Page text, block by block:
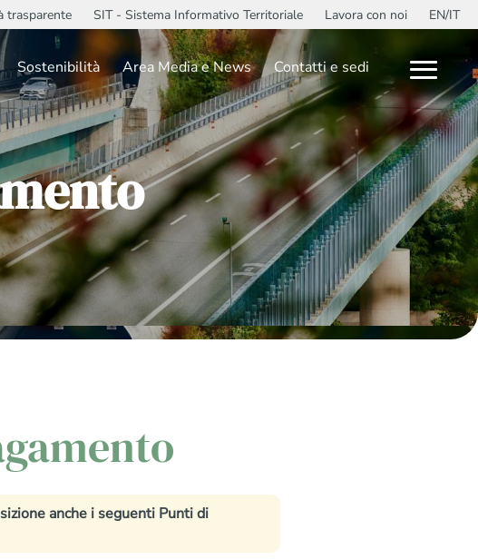
trasparente SIT - Sistema Informativo Territoriale Lavora con noi EN/IT
Sostenibilità Area Media e News Contatti e sedi
anche i seguenti Punti di